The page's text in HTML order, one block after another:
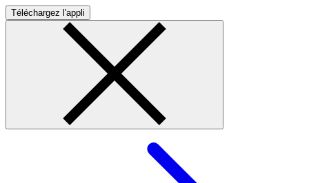
Téléchargez l'appli